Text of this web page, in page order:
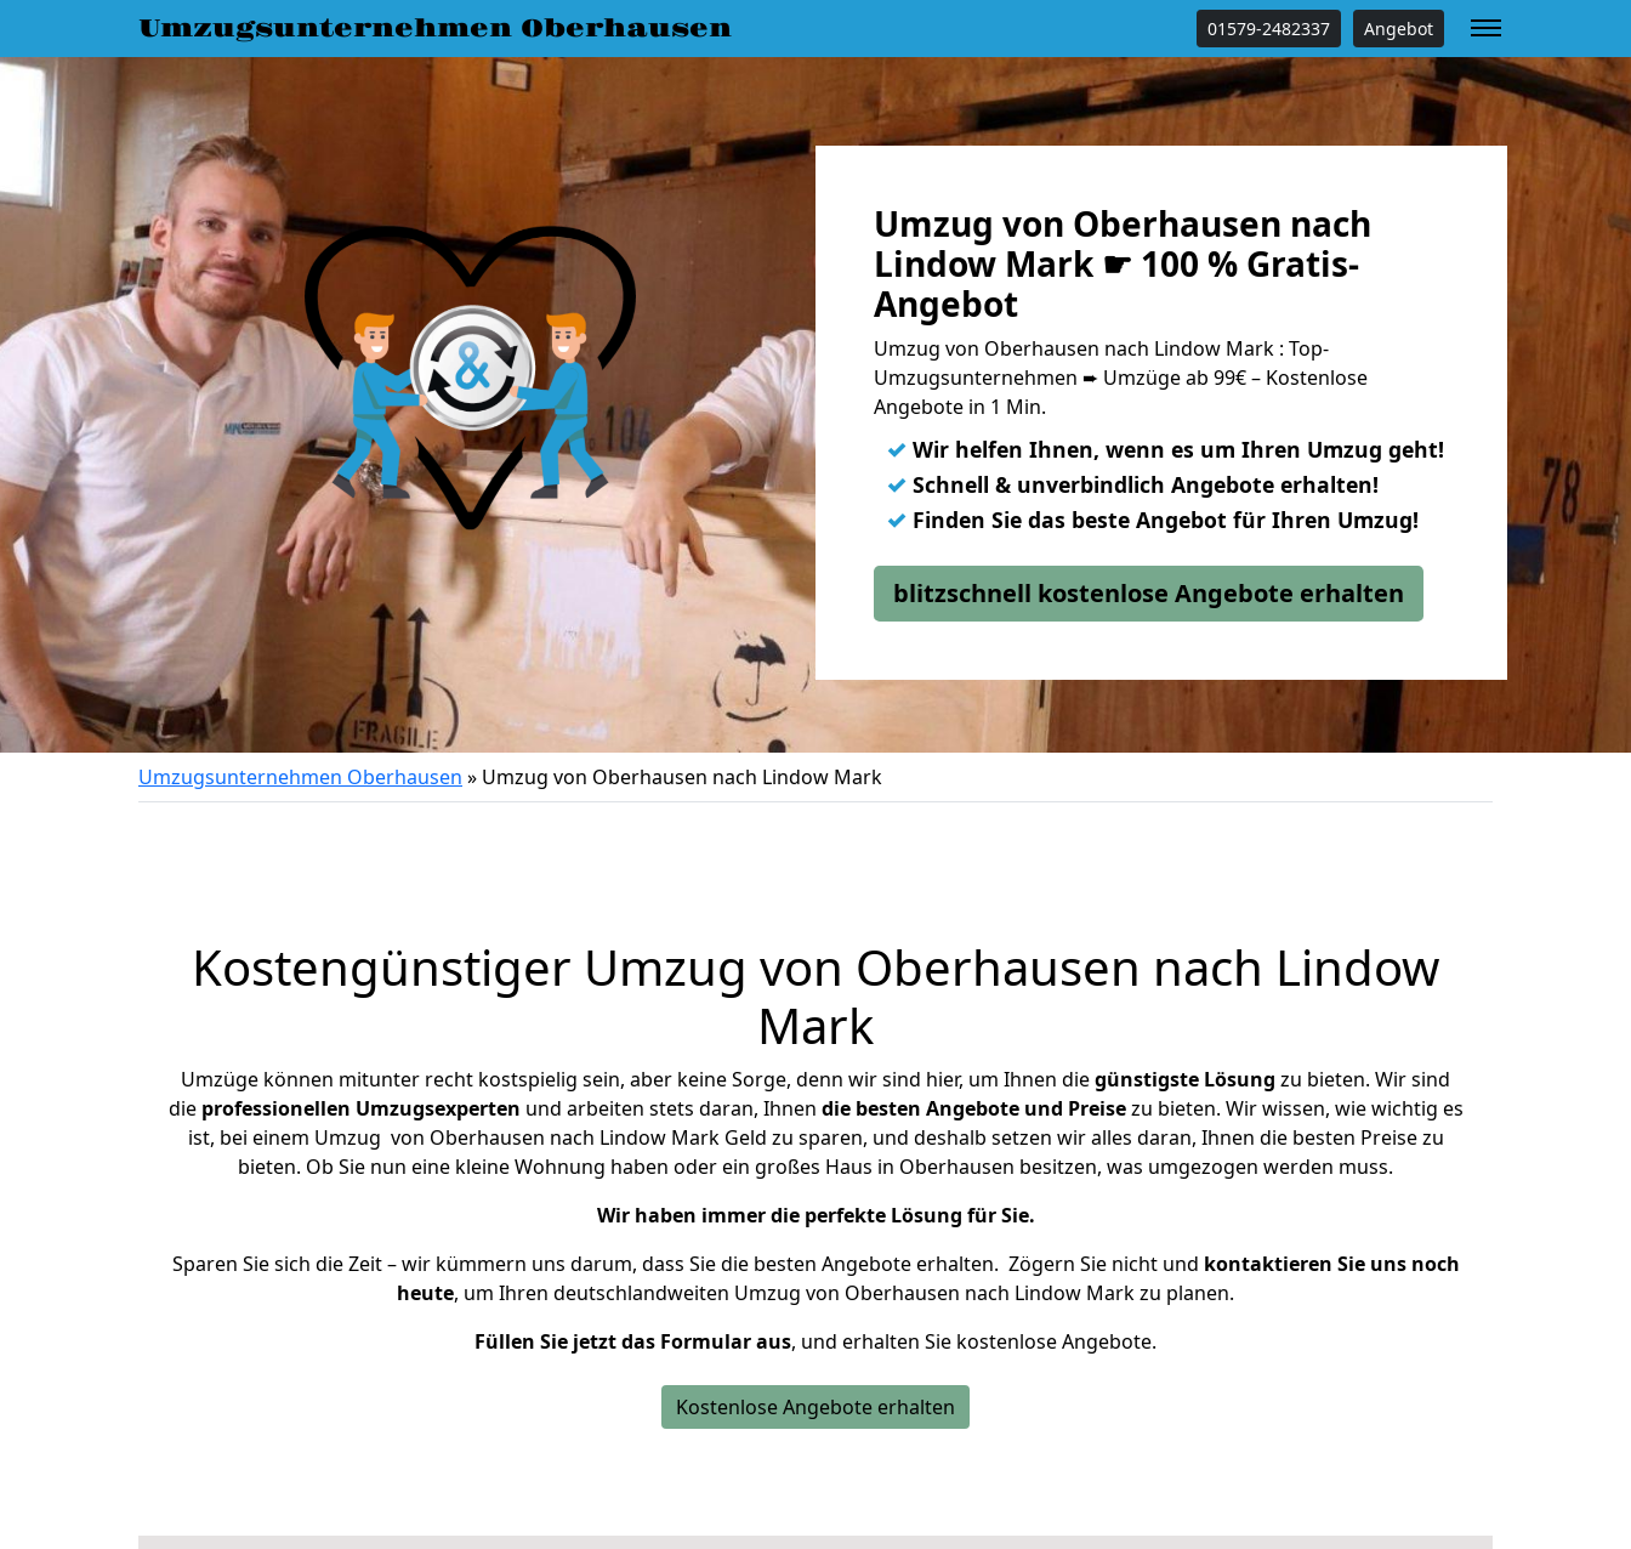
Umzugsunternehmen Oberhausen 01579-2482337 Angebot
Umzug von Oberhausen nach
Lindow Mark ☛ 100 % Gratis-
Angebot
Umzug von Oberhausen nach Lindow Mark : Top-
Umzugsunternehmen ➨ Umzüge ab 99€ – Kostenlose
Angebote in 1 Min.
✓ Wir helfen Ihnen, wenn es um Ihren Umzug geht!
✓ Schnell & unverbindlich Angebote erhalten!
✓ Finden Sie das beste Angebot für Ihren Umzug!
blitzschnell kostenlose Angebote erhalten
Umzugsunternehmen Oberhausen » Umzug von Oberhausen nach Lindow Mark
Kostengünstiger Umzug von Oberhausen nach Lindow
Mark
Umzüge können mitunter recht kostspielig sein, aber keine Sorge, denn wir sind hier, um Ihnen diegünstigste Lösung zu bieten. Wir sind
die professionellen Umzugsexperten und arbeiten stets daran, Ihnen die besten Angebote und Preisezu bieten. Wir wissen, wie wichtig es
ist, bei einem Umzug von Oberhausen nach Lindow Mark Geld zu sparen, und deshalb setzen wir alles daran, Ihnen die besten Preise zu
bieten. Ob Sie nun eine kleine Wohnung haben oder ein großes Haus in Oberhausen besitzen, was umgezogen werden muss.
Wir haben immer die perfekte Lösung für Sie.
Sparen Sie sich die Zeit – wir kümmern uns darum, dass Sie die besten Angebote erhalten. Zögern Sie nicht und kontaktieren Sie uns noch
heute, um Ihren deutschlandweiten Umzug von Oberhausen nach Lindow Mark zu planen.
Füllen Sie jetzt das Formular aus, und erhalten Sie kostenlose Angebote.
Kostenlose Angebote erhalten